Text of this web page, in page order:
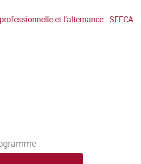
et l’alternance : SEFCA